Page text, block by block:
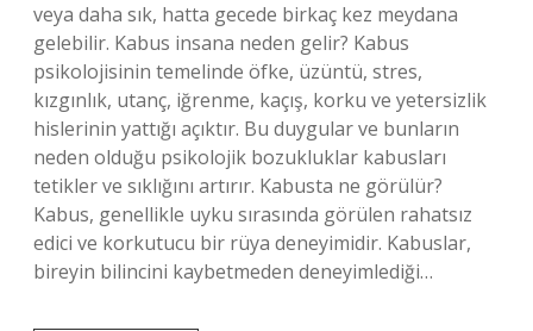
veya daha sık, hatta gecede birkaç kez meydana
gelebilir. Kabus insana neden gelir? Kabus
psikolojisinin temelinde öfke, üzüntü, stres,
kızgınlık, utanç, iğrenme, kaçış, korku ve yetersizlik
hislerinin yattığı açıktır. Bu duygular ve bunların
neden olduğu psikolojik bozukluklar kabusları
tetikler ve sıklığını artırır. Kabusta ne görülür?
Kabus, genellikle uyku sırasında görülen rahatsız
edici ve korkutucu bir rüya deneyimidir. Kabuslar,
bireyin bilincini kaybetmeden deneyimlediği…